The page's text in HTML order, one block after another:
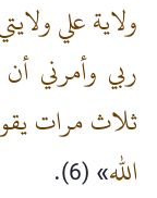
ولاية علي
ربي وأمرني
ثلاث مرات
الله» (6).